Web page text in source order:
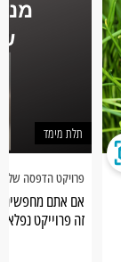
תלת מימד
פרויקט הדפסה של
אם אתם מחפשים
זה פרוייקט נפלא.